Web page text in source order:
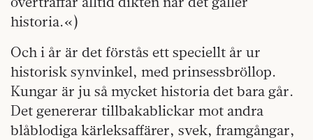
historia.«)
Och i år är det förstås ett speciellt år ur
historisk synvinkel, med prinsessbröllop.
Kungar är ju så mycket historia det bara går.
Det genererar tillbakablickar mot andra
blåblodiga kärleksaffärer, svek, framgångar,